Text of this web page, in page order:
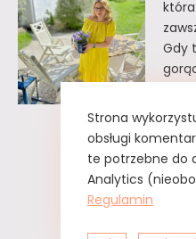
Gdy
o
Strona
obsługi
te potrzebne do
Analytics
Regulamin